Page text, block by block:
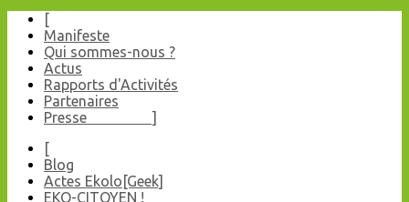
[
Manifeste
Qui sommes-nous ?
Actus
Rapports d'Activités
Partenaires
Presse ]
[
Blog
Actes Ekolo[Geek]
EKO-CITOYEN !